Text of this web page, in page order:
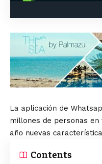
La aplicación de
millones de personas
año nuevas
Contents